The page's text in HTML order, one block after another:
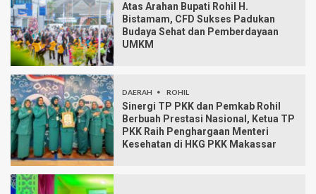
Atas Arahan Bupati Rohil H.
Bistamam, CFD Sukses Padukan
Budaya Sehat dan Pemberdayaan
UMKM
DAERAH ROHIL
Sinergi TP PKK dan Pemkab Rohil
Berbuah Prestasi Nasional, Ketua TP
PKK Raih Penghargaan Menteri
Kesehatan di HKG PKK Makassar